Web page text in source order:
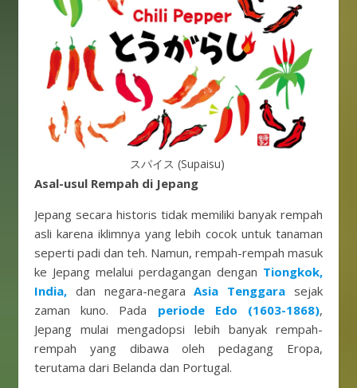
スパイス (Supaisu)
Asal-usul Rempah di Jepang
Jepang secara historis tidak memiliki banyak rempah
asli karena iklimnya yang lebih cocok untuk tanaman
seperti padi dan teh. Namun, rempah-rempah masuk
ke Jepang melalui perdagangan dengan Tiongkok,
India, dan negara-negara Asia Tenggara sejak
zaman kuno. Pada periode Edo (1603-1868),
Jepang mulai mengadopsi lebih banyak rempah-
rempah yang dibawa oleh pedagang Eropa,
terutama dari Belanda dan Portugal.